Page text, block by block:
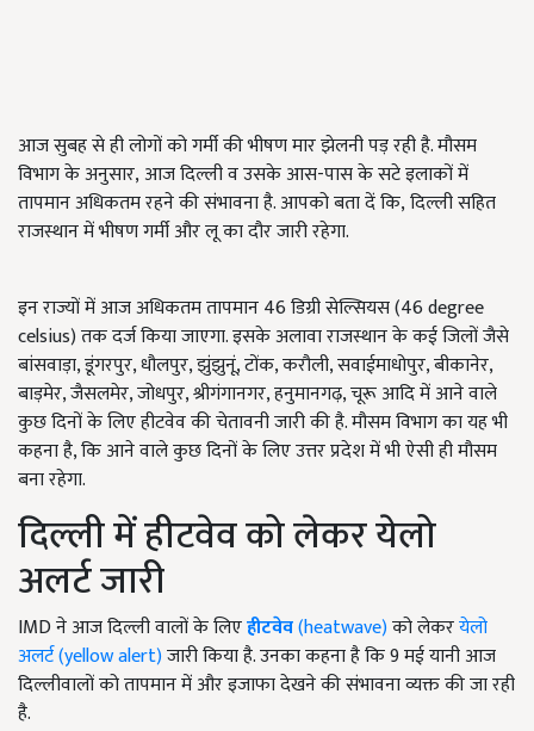
आज सुबह से ही लोगों को गर्मी की भीषण मार झेलनी पड़ रही है. मौसम
विभाग के अनुसार, आज दिल्ली व उसके आस-पास के सटे इलाकों में
तापमान अधिकतम रहने की संभावना है. आपको बता दें कि, दिल्ली सहित
राजस्थान में भीषण गर्मी और लू का दौर जारी रहेगा.
इन राज्यों में आज अधिकतम तापमान 46 डिग्री सेल्सियस (46 degree
celsius) तक दर्ज किया जाएगा. इसके अलावा राजस्थान के कई जिलों जैसे
बांसवाड़ा, डूंगरपुर, धौलपुर, झुंझुनूं, टोंक, करौली, सवाईमाधोपुर, बीकानेर,
बाड़मेर, जैसलमेर, जोधपुर, श्रीगंगानगर, हनुमानगढ़, चूरू आदि में आने वाले
कुछ दिनों के लिए हीटवेव की चेतावनी जारी की है. मौसम विभाग का यह भी
कहना है, कि आने वाले कुछ दिनों के लिए उत्तर प्रदेश में भी ऐसी ही मौसम
बना रहेगा.
दिल्ली में हीटवेव को लेकर येलो
अलर्ट जारी
IMD ने आज दिल्ली वालों के लिएहीटवेव(heatwave)को लेकरयेलो
अलर्ट (yellow alert)जारी किया है. उनका कहना है कि 9 मई यानी आज
दिल्लीवालों को तापमान में और इजाफा देखने की संभावना व्यक्त की जा रही
है.